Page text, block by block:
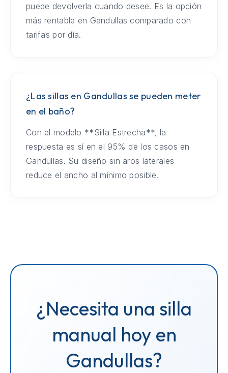
puede devolverla cuando desee. Es la opción
más rentable en Gandullas comparado con
tarifas por día.
¿Las sillas en Gandullas se pueden meter
en el baño?
Con el modelo **Silla Estrecha**, la
respuesta es sí en el 95% de los casos en
Gandullas. Su diseño sin aros laterales
reduce el ancho al mínimo posible.
¿Necesita una silla
manual hoy en
Gandullas?